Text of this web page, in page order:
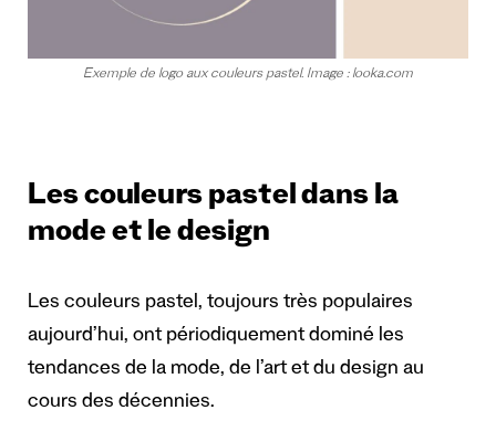
Exemple de logo aux couleurs pastel. Image : looka.com
Les couleurs pastel dans la
mode et le design
Les couleurs pastel, toujours très populaires
aujourd’hui, ont périodiquement dominé les
tendances de la mode, de l’art et du design au
cours des décennies.